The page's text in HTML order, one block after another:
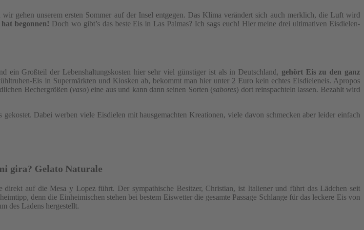
gehen unserem ersten Sommer auf der Insel entgegen. Das Klima verändert sich auch merklich, die Luft wird
begonnen! Doch wo gibt’s das beste Eis in Las Palmas? Ich sags euch! Hier meine drei ultimativen Eisdielen-
ein Großteil der Lebenshaltungskosten hier sehr viel günstiger ist als in Deutschland, gehört Eis zu den ganz
Eis in Supermärkten und Kiosken ab, bekommt man hier unter 2 Euro kein echtes Eisdieleneis. Apropos
Bechergrößen (vaso) eine aus und kann dann seinen Sorten (sabores) dort reinspachteln lassen. Bezahlt wird
Dabei werben viele Eisdielen mit hausgemachten Kreationen, viele davon schmecken aber leider einfach
gira? Gelato Naturale
auf die Mesa y Lopez führt. Der sympathische Besitzer, Christian, ist Italiener und führt das Lädchen seit
denn die Einheimischen stehen bei bestem Eiswetter die gesamte Passage Schlange für das leckere Eis von
des Ladens hergestellt.